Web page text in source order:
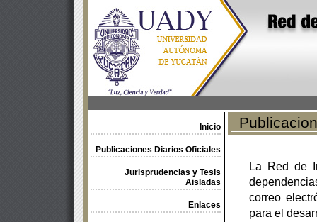
Inicio
Publicaciones Diarios Oficiales
Jurisprudencias y Tesis
Aisladas
Enlaces
La Red de
correo
para el